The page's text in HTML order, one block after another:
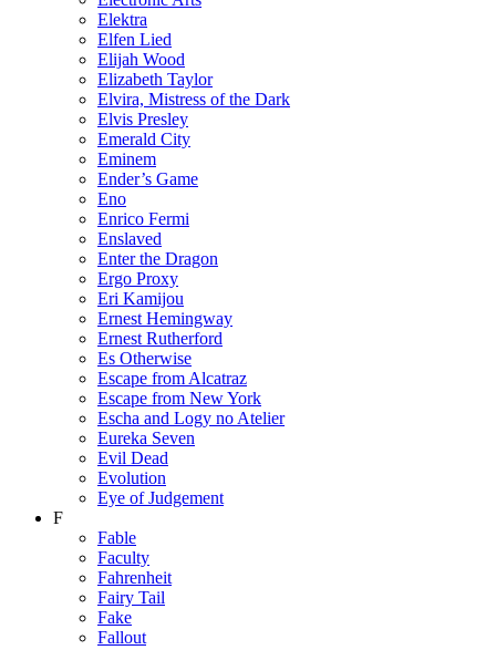
Elektra
Elfen Lied
Elijah Wood
Elizabeth Taylor
Elvira, Mistress of the Dark
Elvis Presley
Emerald City
Eminem
Ender’s Game
Eno
Enrico Fermi
Enslaved
Enter the Dragon
Ergo Proxy
Eri Kamijou
Ernest Hemingway
Ernest Rutherford
Es Otherwise
Escape from Alcatraz
Escape from New York
Escha and Logy no Atelier
Eureka Seven
Evil Dead
Evolution
Eye of Judgement
F
Fable
Faculty
Fahrenheit
Fairy Tail
Fake
Fallout